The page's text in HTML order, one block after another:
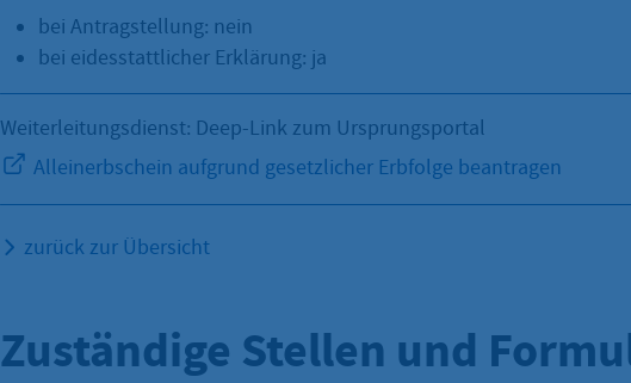
bei Antragstellung: nein
bei eidesstattlicher Erklärung: ja
Weiterleitungsdienst: Deep-Link zum Ursprungsportal
Alleinerbschein aufgrund gesetzlicher Erbfolge beantragen
zurück zur Übersicht
Zuständige Stellen und